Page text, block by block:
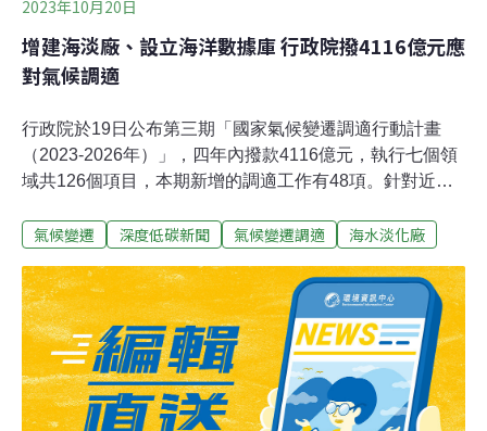
2023年10月20日
增建海淡廠、設立海洋數據庫 行政院撥4116億元應
對氣候調適
行政院於19日公布第三期「國家氣候變遷調適行動計畫
（2023-2026年）」，四年內撥款4116億元，執行七個領
域共126個項目，本期新增的調適工作有48項。針對近年
台南興建海水淡化廠，目標是滿足2036年前用水，讓整體
工第二期「國家氣候變遷調適行動計畫（2016-2022
年）」於去年底屆期，環境部同年邀請16個部會共同檢視
歷年調適執行情形，參酌國內外最新氣候變遷科學資訊，
擬定「國家氣候變遷調適行動計畫（2023-2026年）」，
著手改善維生基礎設施、水資源、土地利用、海岸及海
洋、能源供給及產業、農業生產及生物多樣性、健康與能
氣候變遷 深度低碳新聞 氣候變遷調適 海水淡化廠